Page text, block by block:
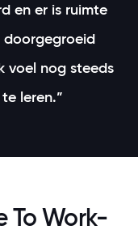
en er is ruimte
doorgegroeid
voel nog steeds
leren.”
To Work-